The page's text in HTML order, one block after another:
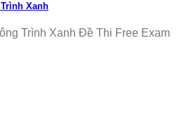
Xanh
Trình Xanh Đề Thi Free Exam